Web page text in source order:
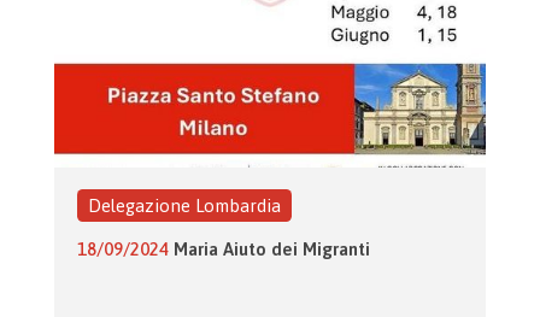
Delegazione Lombardia
18/09/2024 Maria Aiuto dei Migranti